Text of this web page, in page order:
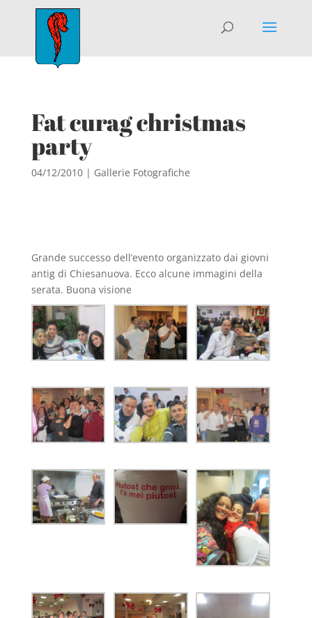
Fat curag christmas
party
04/12/2010| Gallerie Fotografiche
Grande successo dell’evento organizzato dai giovni
antig di Chiesanuova. Ecco alcune immagini della
serata. Buona visione